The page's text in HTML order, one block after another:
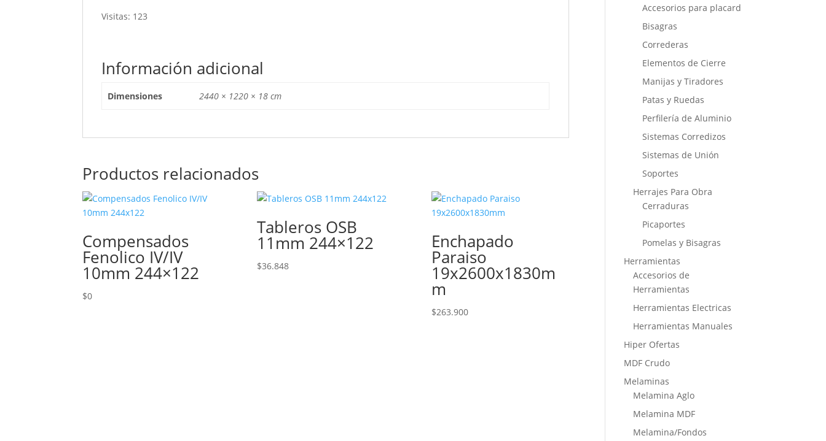
Visitas: 123
Información adicional
Dimensiones 2440 × 1220 × 18 cm
Productos relacionados
Compensados
Fenolico IV/IV
10mm 244×122
$0
Tableros OSB
11mm 244×122
$36.848
Enchapado
Paraiso
19x2600x1830m
m
$263.900
Accesorios para placard
Bisagras
Correderas
Elementos de Cierre
Manijas y Tiradores
Patas y Ruedas
Perfilería de Aluminio
Sistemas Corredizos
Sistemas de Unión
Soportes
Herrajes Para Obra
Cerraduras
Picaportes
Pomelas y Bisagras
Herramientas
Accesorios de
Herramientas
Herramientas Electricas
Herramientas Manuales
Hiper Ofertas
MDF Crudo
Melaminas
Melamina Aglo
Melamina MDF
Melamina/Fondos